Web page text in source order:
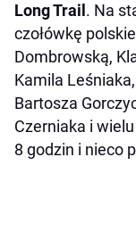
Long Trail . Na
czołówkę
Dombrowską,
Kamila
Bartosza
Czerniaka i
8 godzin i nieco